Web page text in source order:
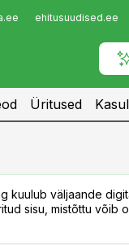
ehitusuudised.ee
Üritused
kuulub väljaande
sisu, mistõttu võib